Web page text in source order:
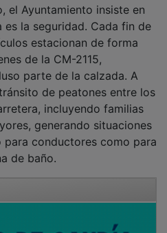
la seguridad. Cada fin de
estacionan de forma
de la CM-2115,
parte de la calzada. A
de peatones entre los
incluyendo familias
generando situaciones
conductores como para
de baño.